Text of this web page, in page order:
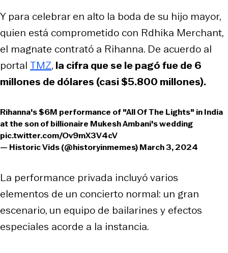
Y para celebrar en alto la boda de su hijo mayor,
quien está comprometido con Rdhika Merchant,
el magnate contrató a Rihanna. De acuerdo al
portal TMZ, la cifra que se le pagó fue de 6
millones de dólares (casi $5.800 millones).
Rihanna's $6M performance of "All Of The Lights" in India
at the son of billionaire Mukesh Ambani's wedding
pic.twitter.com/Ov9mX3V4cV
— Historic Vids (@historyinmemes)March 3, 2024
La performance privada incluyó varios
elementos de un concierto normal: un gran
escenario, un equipo de bailarines y efectos
especiales acorde a la instancia.